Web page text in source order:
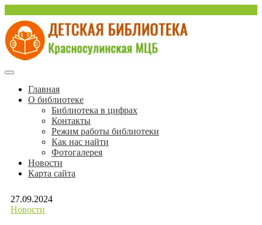
содержимому
Детская библиотека
Красносулинской МЦБ
Красносулинская Детская библиотека
Главная
О библиотеке
Библиотека в цифрах
Контакты
Режим работы библиотеки
Как нас найти
Фотогалерея
Новости
Карта сайта
27.09.2024
Новости